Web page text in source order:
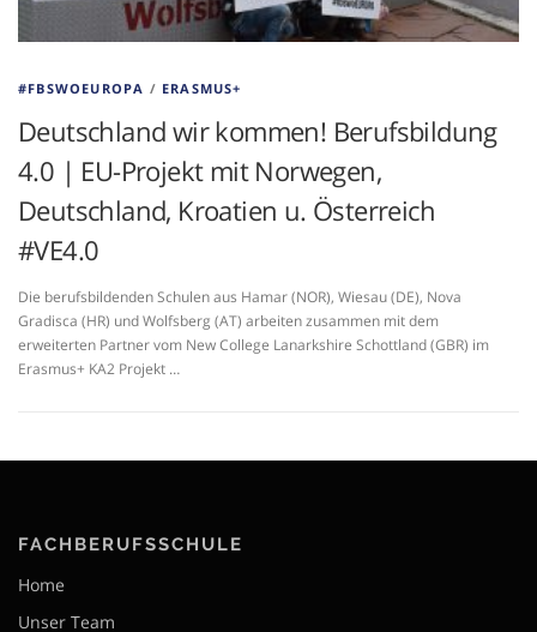
#FBSWOEUROPA / ERASMUS+
Deutschland wir kommen! Berufsbildung
4.0 | EU-Projekt mit Norwegen,
Deutschland, Kroatien u. Österreich
#VE4.0
Die berufsbildenden Schulen aus Hamar (NOR), Wiesau (DE), Nova
Gradisca (HR) und Wolfsberg (AT) arbeiten zusammen mit dem
erweiterten Partner vom New College Lanarkshire Schottland (GBR) im
Erasmus+ KA2 Projekt …
FACHBERUFSSCHULE
Home
Unser Team